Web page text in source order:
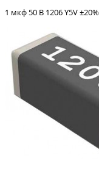
1 мкф 50 В 1206 Y5V ±20%